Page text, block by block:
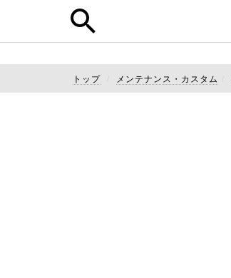
トップ メンテナンス・カスタム